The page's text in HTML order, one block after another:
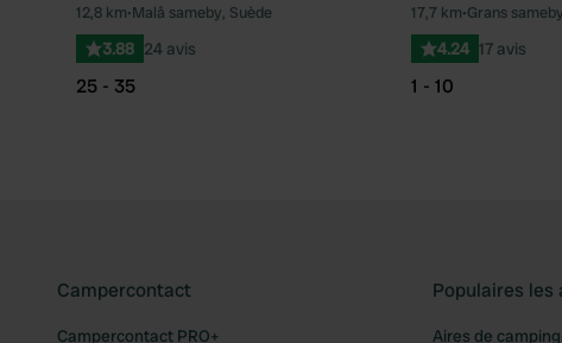
Préféré
12,8 km•Malå sameby, Suède
3.88 24 avis
25 - 35
17,7 km•Grans
4.24 17 avis
1 - 10
Campercontact
Campercontact PRO+
Populaires les
Aires de